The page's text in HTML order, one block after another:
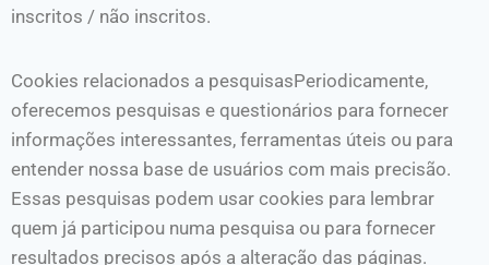
inscritos / não inscritos.
Cookies relacionados a pesquisasPeriodicamente,
oferecemos pesquisas e questionários para fornecer
informações interessantes, ferramentas úteis ou para
entender nossa base de usuários com mais precisão.
Essas pesquisas podem usar cookies para lembrar
quem já participou numa pesquisa ou para fornecer
resultados precisos após a alteração das páginas.